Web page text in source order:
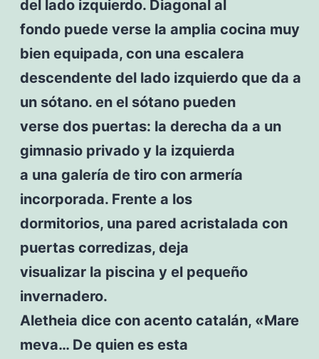
del lado izquierdo. Diagonal al
fondo puede verse la amplia cocina muy
bien equipada, con una escalera
descendente del lado izquierdo que da a
un sótano. en el sótano pueden
verse dos puertas: la derecha da a un
gimnasio privado y la izquierda
a una galería de tiro con armería
incorporada. Frente a los
dormitorios, una pared acristalada con
puertas corredizas, deja
visualizar la piscina y el pequeño
invernadero.
Aletheia dice con acento catalán, «Mare
meva… De quien es esta